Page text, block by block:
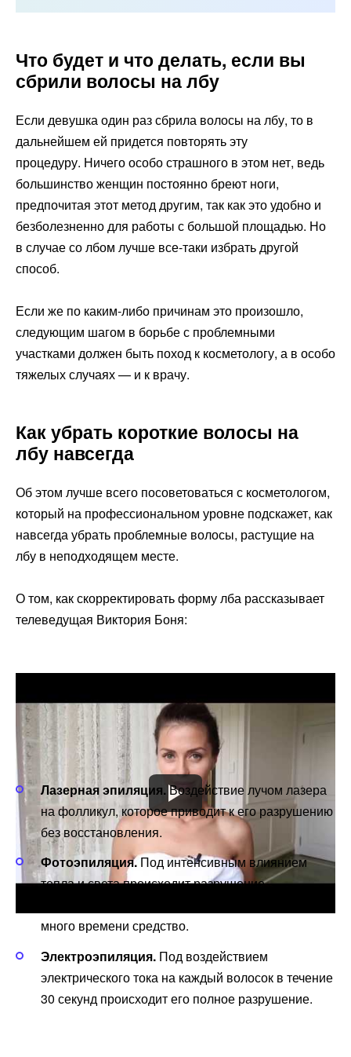
Что будет и что делать, если вы
сбрили волосы на лбу
Если девушка один раз сбрила волосы на лбу, то в
дальнейшем ей придется повторять эту
процедуру. Ничего особо страшного в этом нет, ведь
большинство женщин постоянно бреют ноги,
предпочитая этот метод другим, так как это удобно и
безболезненно для работы с большой площадью. Но
в случае со лбом лучше все-таки избрать другой
способ.
Если же по каким-либо причинам это произошло,
следующим шагом в борьбе с проблемными
участками должен быть поход к косметологу, а в особо
тяжелых случаях — и к врачу.
Как убрать короткие волосы на
лбу навсегда
Об этом лучше всего посоветоваться с косметологом,
который на профессиональном уровне подскажет, как
навсегда убрать проблемные волосы, растущие на
лбу в неподходящем месте.
О том, как скорректировать форму лба рассказывает
телеведущая Виктория Боня:
Проверенными методами, применяемыми в
косметических салонах, являются:
Лазерная эпиляция.Воздействие лучом лазера
на фолликул, которое приводит к его разрушению
без восстановления.
Фотоэпиляция.Под интенсивным влиянием
тепла и света происходит разрушение
много времени средство.
Электроэпиляция. Под воздействием
электрического тока на каждый волосок в течение
30 секунд происходит его полное разрушение.